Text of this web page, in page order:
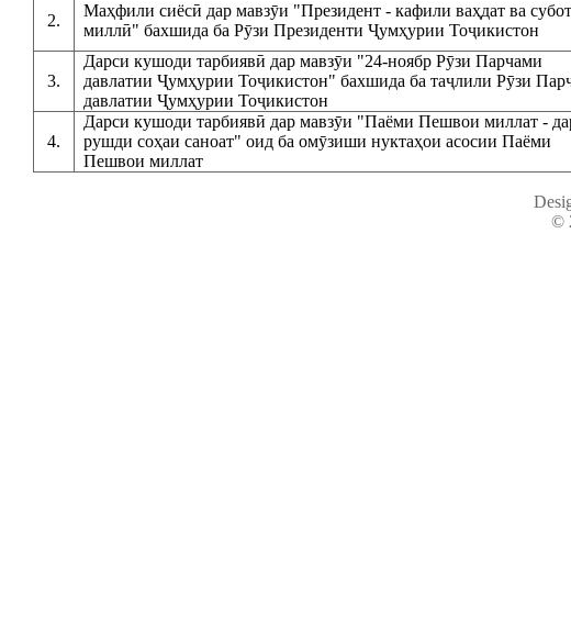
2.
Маҳфили сиёсӣ дар мавзӯи "Президент - кафили ваҳдат ва
миллӣ" бахшида ба Рӯзи Президенти Ҷумҳурии Тоҷикистон
3.
Дарси кушоди тарбиявӣ дар мавзӯи "24-ноябр Рӯзи Парчами
давлатии Ҷумҳурии Тоҷикистон" бахшида ба таҷлили Рӯзи
давлатии Ҷумҳурии Тоҷикистон
4.
Дарси кушоди тарбиявӣ дар мавзӯи "Паёми Пешвои миллат -
рушди соҳаи саноат" оид ба омӯзиши нуктаҳои асосии Паёми
Пешвои миллат
©